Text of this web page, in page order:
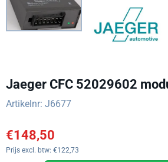
Jaeger CFC 52029602
Artikelnr: J6677
€148,50
Prijs excl. btw: €122,73